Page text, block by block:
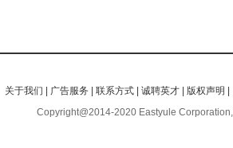
关于我们 | 广告服务 |联系方式 |诚聘英才 | 版权声明 |
Copyright@2014-2020 Eastyule